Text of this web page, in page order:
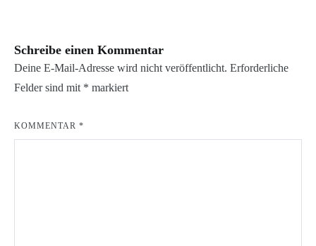
Schreibe einen Kommentar
Deine E-Mail-Adresse wird nicht veröffentlicht. Erforderliche
Felder sind mit * markiert
KOMMENTAR *